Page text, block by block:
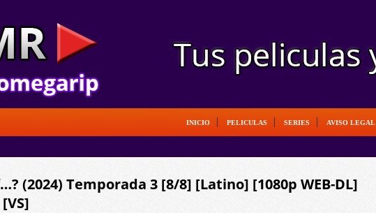
INICIO PELICULAS SERIES AVISO LEGAL
(2024) Temporada 3 [8/8] [Latino] [1080p WEB-DL]